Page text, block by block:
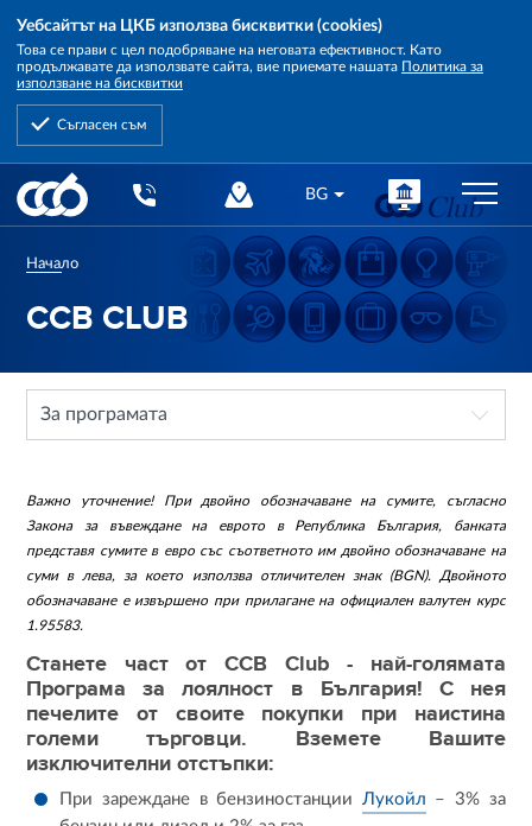
Уебсайтът на ЦКБ използва бисквитки (cookies)
Това се прави с цел подобряване на неговата ефективност. Като
продължавате да използвате сайта, вие приемате нашата Политика за
използване на бисквитки
Съгласен съм
Central
Cooperative
Bank
BG
Начало
CCB CLUB
За програмата
Важно уточнение! При двойно обозначаване на сумите, съгласно
Закона за въвеждане на еврото в Република България, банката
представя сумите в евро със съответното им двойно обозначаване на
суми в лева, за което използва отличителен знак (BGN). Двойното
обозначаване е извършено при прилагане на официален валутен курс
1.95583.
Станете част от CCB Club - най-голямата
Програма за лоялност в България! С нея
печелите от своите покупки при наистина
големи търговци. Вземете Вашите
изключителни отстъпки:
При зареждане в бензиностанции Лукойл – 3% за